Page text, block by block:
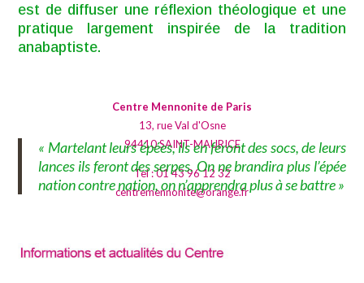
est de diffuser une réflexion théologique et une
pratique largement inspirée de la tradition
anabaptiste.
Centre Mennonite de Paris
13, rue Val d'Osne
94410 SAINT-MAURICE
Tel : 01 43 96 12 32
centremennonite@orange.fr
« Martelant leurs épées, ils en feront des socs, de leurs
lances ils feront des serpes. On ne brandira plus l’épée
nation contre nation, on n’apprendra plus à se battre »